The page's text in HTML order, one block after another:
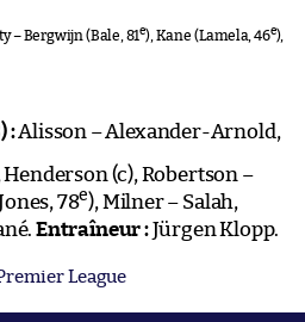
– Bergwijn (Bale, 81e), Kane (Lamela, 46e),
:Alisson – Alexander-Arnold,
Henderson (c), Robertson –
78e), Milner – Salah,
Entraîneur :Jürgen Klopp.
League